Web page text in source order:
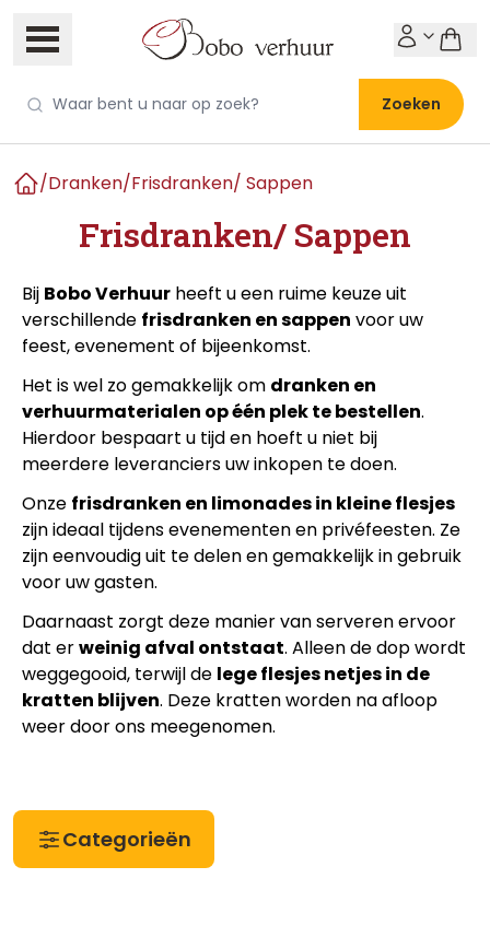
Zoeken
/Dranken/Frisdranken/ Sappen
Frisdranken/ Sappen
Bij Bobo Verhuur heeft u een ruime keuze uit
verschillende frisdranken en sappen voor uw
feest, evenement of bijeenkomst.
Het is wel zo gemakkelijk om dranken en
verhuurmaterialen op één plek te bestellen.
Hierdoor bespaart u tijd en hoeft u niet bij
meerdere leveranciers uw inkopen te doen.
Onze frisdranken en limonades in kleine flesjes
zijn ideaal tijdens evenementen en privéfeesten. Ze
zijn eenvoudig uit te delen en gemakkelijk in gebruik
voor uw gasten.
Daarnaast zorgt deze manier van serveren ervoor
dat erweinig afval ontstaat. Alleen de dop wordt
weggegooid, terwijl de lege flesjes netjes in de
kratten blijven. Deze kratten worden na afloop
weer door ons meegenomen.
Categorieën